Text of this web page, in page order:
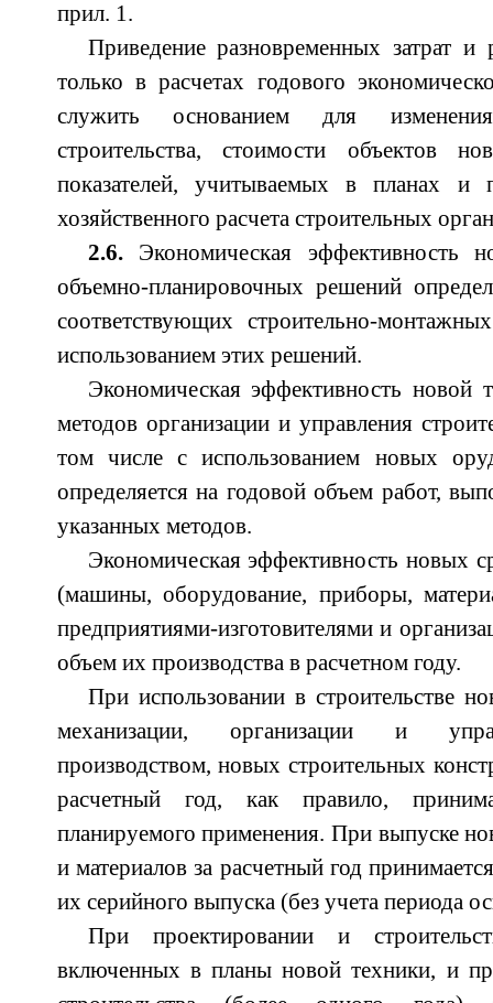
прил. 1.
Приведение разновременных затрат и
только в расчетах годового
служить основанием для
строительства, стоимости объектов
показателей, учитываемых в планах и
хозяйственного расчета строительных
2.6.Экономическая эффективность
объемно-планировочных решений
соответствующих строительно-
использованием этих решений.
Экономическая эффективность новой
методов организации и управления
том числе с использованием новых
определяется на годовой объем работ,
указанных методов.
Экономическая эффективность новых
(машины, оборудование, приборы,
предприятиями-изготовителями и
объем их производства в расчетном году.
При использовании в строительстве
механизации, организации и
производством, новых строительных
расчетный год, как правило,
планируемого применения. При выпуске
и материалов за расчетный год
их серийного выпуска (без учета периода
При проектировании и
включенных в планы новой техники, и